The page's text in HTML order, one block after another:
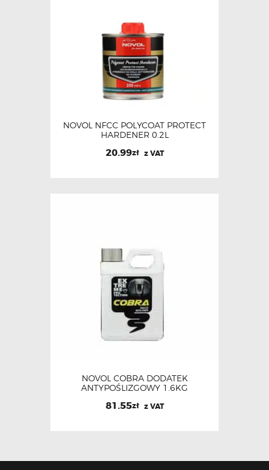
NOVOL NFCC POLYCOAT PROTECT
HARDENER 0.2L
20.99zł z VAT
NOVOL COBRA DODATEK
ANTYPOŚLIZGOWY 1.6KG
81.55zł z VAT